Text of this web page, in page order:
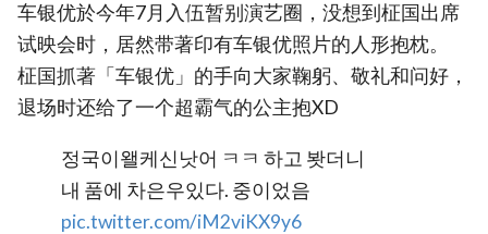
车银优於今年7月入伍暂别演艺圈，没想到柾国出席
试映会时，居然带著印有车银优照片的人形抱枕。
柾国抓著「车银优」的手向大家鞠躬、敬礼和问好，
退场时还给了一个超霸气的公主抱XD
정국이왤케신낫어 ㅋㅋ 하고 봣더니
내 품에 차은우있다. 중이었음
pic.twitter.com/iM2viKX9y6